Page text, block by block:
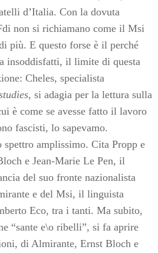
d’Italia. Con la dovuta
non si richiamano come il Msi
più. E questo forse è il perché
insoddisfatti, il limite di questa
Cheles, specialista
, si adagia per la lettura sulla
è come se avesse fatto il lavoro
fascisti, lo sapevamo.
spettro amplissimo. Cita Propp e
e Jean-Marie Le Pen, il
del suo fronte nazionalista
e del Msi, il linguista
Eco, tra i tanti. Ma subito,
“sante e\o ribelli”, si fa aprire
di Almirante, Ernst Bloch e